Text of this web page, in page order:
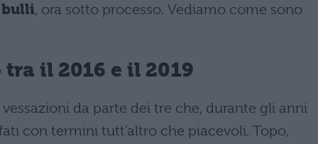
bulli, ora sotto processo. Vediamo come sono
il 2016 e il 2019
da parte dei tre che, durante gli anni
con termini tutt’altro che piacevoli. Topo,